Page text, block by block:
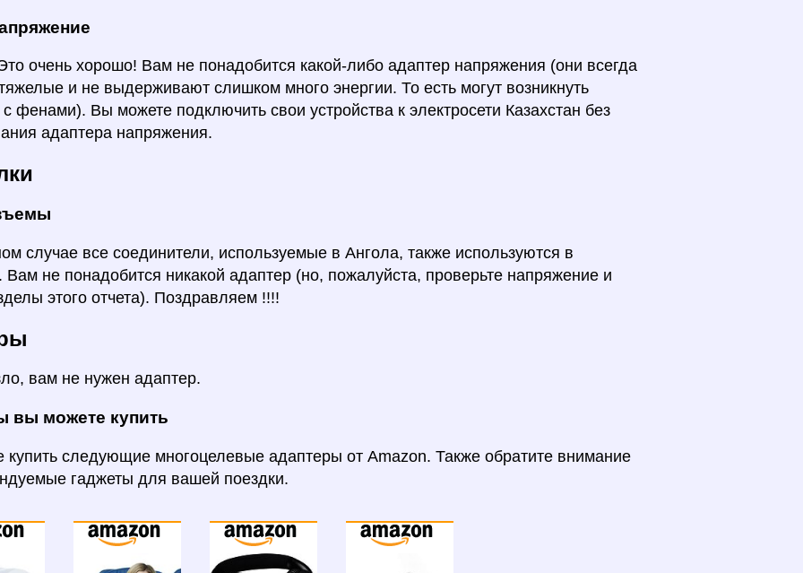
очень хорошо! Вам не понадобится какой-либо адаптер напряжения (они всегда
и не выдерживают слишком много энергии. То есть могут возникнуть
фенами). Вы можете подключить свои устройства к электросети Казахстан без
адаптера напряжения.
случае все соединители, используемые в Ангола, также используются в
Вам не понадобится никакой адаптер (но, пожалуйста, проверьте напряжение и
этого отчета). Поздравляем !!!!
вам не нужен адаптер.
вы можете купить
следующие многоцелевые адаптеры от Amazon. Также обратите внимание
гаджеты для вашей поездки.